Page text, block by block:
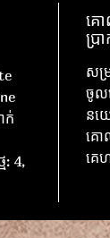
ក់
: 4,
គោ
ប្រ
សម្
ចូល
នយ
គោ
គេ